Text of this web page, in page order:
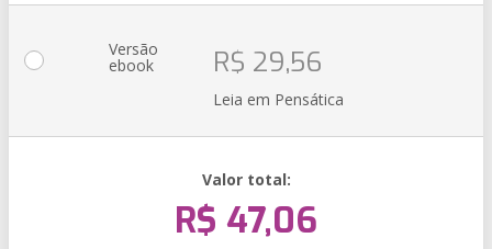
Versão
ebook R$ 29,56
Leia em Pensática
Valor total:
R$ 47,06